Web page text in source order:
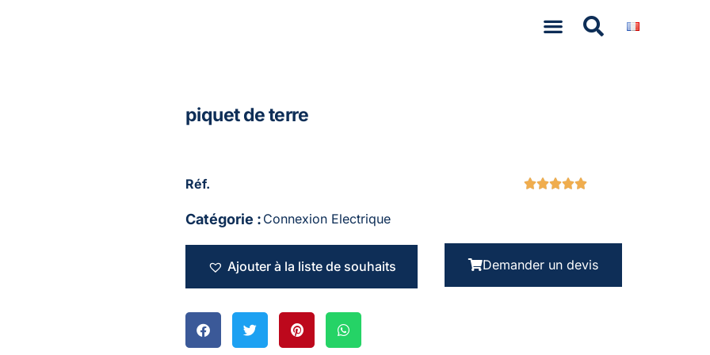
piquet de terre
Réf.
Catégorie : Connexion Electrique
Ajouter à la liste de souhaits Demander un devis